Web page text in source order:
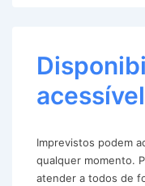
Imprevistos podem
qualquer momento.
atender a todos de